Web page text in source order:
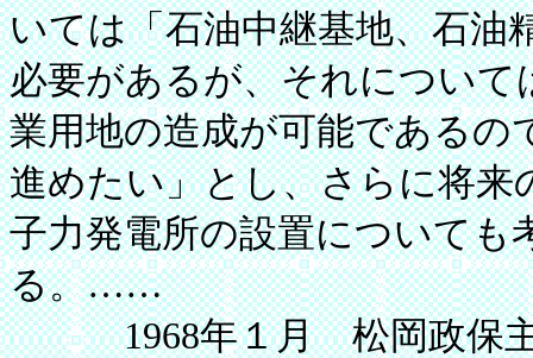
いては「石油中継基地、石油
必要があるが、それについて
業用地の造成が可能であるの
進めたい」とし、さらに将来
子力発電所の設置について
る。……
1968年１月 松岡政保主席